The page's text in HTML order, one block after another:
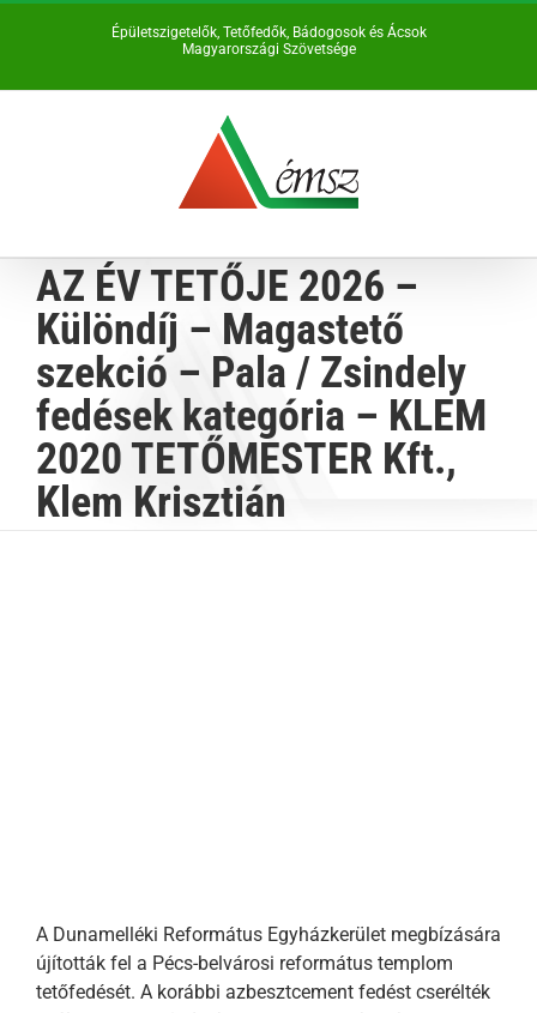
Épületszigetelők, Tetőfedők, Bádogosok és Ácsok
Magyarországi Szövetsége
AZ ÉV TETŐJE 2026 –
Különdíj – Magastető
szekció – Pala / Zsindely
fedések kategória – KLEM
2020 TETŐMESTER Kft.,
Klem Krisztián
A Dunamelléki Református Egyházkerület megbízására
újították fel a Pécs-belvárosi református templom
tetőfedését. A korábbi azbesztcement fedést cserélték